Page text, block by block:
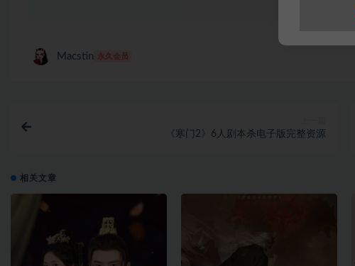
Macstin 永久会员
《寒门2》6人剧本杀电子版完整资源
相关文章